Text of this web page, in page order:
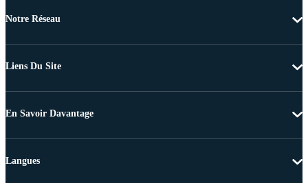
Notre Réseau
Liens Du Site
En Savoir Davantage
Langues